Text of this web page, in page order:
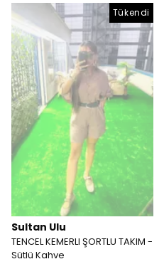
Tükendi
Sultan Ulu
TENCEL KEMERLI ŞORTLU TAKIM -
Sütlü Kahve